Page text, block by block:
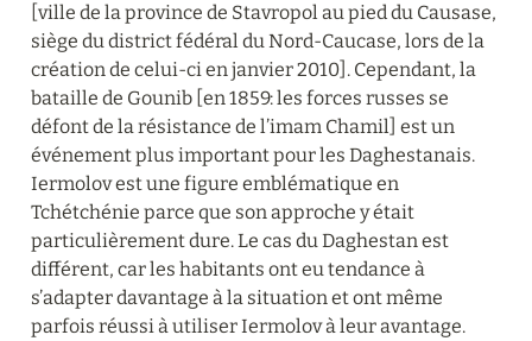
[ville de la province de Stavropol au pied du Causase,
siège du district fédéral du Nord-Caucase, lors de la
création de celui-ci en janvier 2010]. Cependant, la
bataille de Gounib [en 1859: les forces russes se
défont de la résistance de l’imam Chamil] est un
événement plus important pour les Daghestanais.
Iermolov est une figure emblématique en
Tchétchénie parce que son approche y était
particulièrement dure. Le cas du Daghestan est
différent, car les habitants ont eu tendance à
s’adapter davantage à la situation et ont même
parfois réussi à utiliser Iermolov à leur avantage.